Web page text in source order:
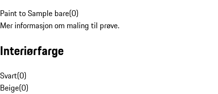
Paint to Sample bare(0)
Mer informasjon om maling til prøve.
Interiørfarge
Svart(0)
Beige(0)